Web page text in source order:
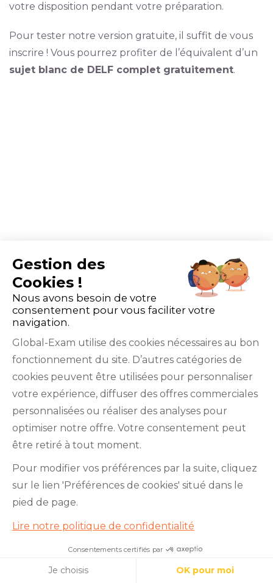
votre disposition pendant votre préparation.
Pour tester notre version gratuite, il suffit de vous
inscrire ! Vous pourrez profiter de l’équivalent d’un
sujet blanc de DELF complet gratuitement.
Je teste mon niveau en 10
Articles similaires
DELF B2 Compréhension écrite :
présentation et exercices
Gestion des
Cookies !
Nous avons besoin de votre
consentement pour vous faciliter votre
navigation.
Global-Exam utilise des cookies nécessaires au bon
fonctionnement du site. D’autres catégories de
cookies peuvent être utilisées pour personnaliser
votre expérience, diffuser des offres commerciales
personnalisées ou réaliser des analyses pour
optimiser notre offre. Votre consentement peut
être retiré à tout moment.
Pour modifier vos préférences par la suite, cliquez
sur le lien 'Préférences de cookies' situé dans le
pied de page.
Lire notre politique de confidentialité
Consentements certifiés par
Je choisis OK pour moi
Cookies